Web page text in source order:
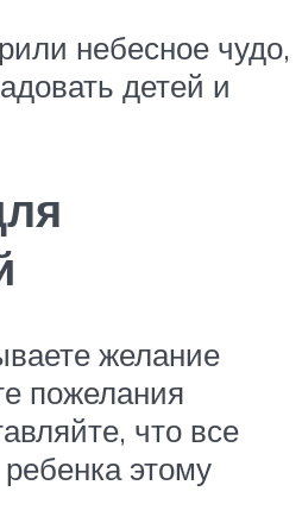
небесное чудо,
детей и
желание
пожелания
что все
этому